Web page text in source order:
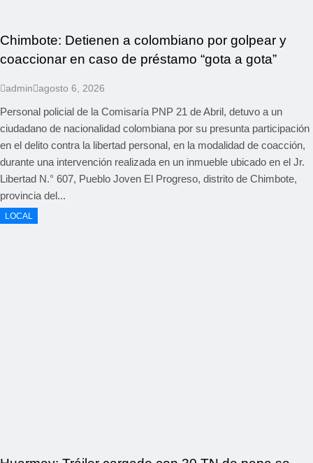
Chimbote: Detienen a colombiano por golpear y
coaccionar en caso de préstamo “gota a gota”
admin agosto 6, 2026
Personal policial de la Comisaría PNP 21 de Abril, detuvo a un
ciudadano de nacionalidad colombiana por su presunta participación
en el delito contra la libertad personal, en la modalidad de coacción,
durante una intervención realizada en un inmueble ubicado en el Jr.
Libertad N.° 607, Pueblo Joven El Progreso, distrito de Chimbote,
provincia del...
LOCAL